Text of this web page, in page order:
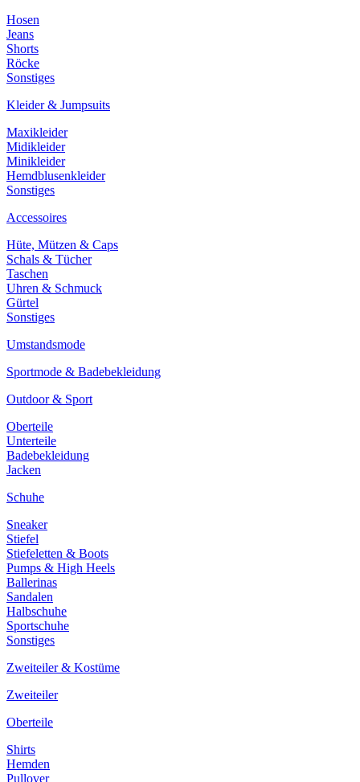
Hosen
Jeans
Shorts
Röcke
Sonstiges
Kleider & Jumpsuits
Maxikleider
Midikleider
Minikleider
Hemdblusenkleider
Sonstiges
Accessoires
Hüte, Mützen & Caps
Schals & Tücher
Taschen
Uhren & Schmuck
Gürtel
Sonstiges
Umstandsmode
Sportmode & Badebekleidung
Outdoor & Sport
Oberteile
Unterteile
Badebekleidung
Jacken
Schuhe
Sneaker
Stiefel
Stiefeletten & Boots
Pumps & High Heels
Ballerinas
Sandalen
Halbschuhe
Sportschuhe
Sonstiges
Zweiteiler & Kostüme
Zweiteiler
Oberteile
Shirts
Hemden
Pullover